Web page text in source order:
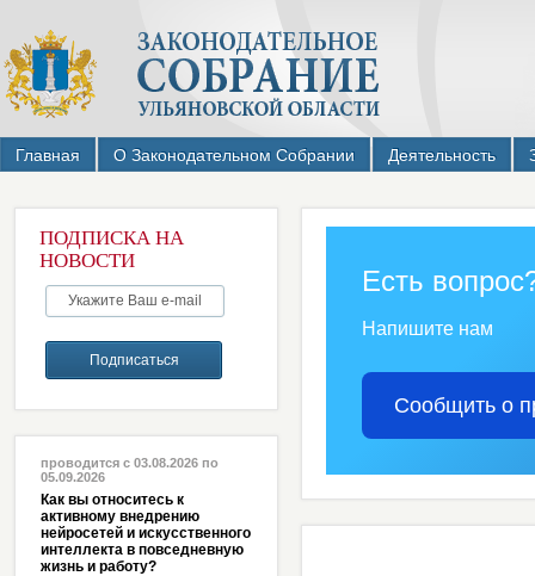
Главная О Законодательном Собрании Деятельность
ПОДПИСКА НА
НОВОСТИ
проводится с 03.08.2026 по
05.09.2026
Как вы относитесь к
активному внедрению
нейросетей и искусственного
интеллекта в повседневную
жизнь и работу?
Есть
Напишите нам
Сообщить о